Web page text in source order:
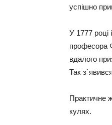
успішно
У 1777
професора
вдалого
Так
Практичне
кулях.